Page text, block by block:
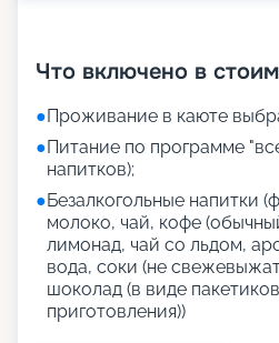
Что включено в
●Проживание в каюте
●Питание по программе
напитков);
●Безалкогольные напитки
молоко, чай, кофе
лимонад, чай со льдом,
вода, соки (не
шоколад (в виде
приготовления))